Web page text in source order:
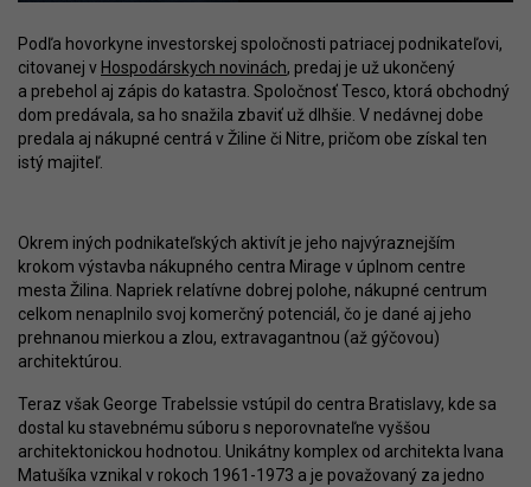
Podľa hovorkyne investorskej spoločnosti patriacej podnikateľovi,
citovanej v Hospodárskych novinách, predaj je už ukončený
a prebehol aj zápis do katastra. Spoločnosť Tesco, ktorá obchodný
dom predávala, sa ho snažila zbaviť už dlhšie. V nedávnej dobe
predala aj nákupné centrá v Žiline či Nitre, pričom obe získal ten
istý majiteľ.
Okrem iných podnikateľských aktivít je jeho najvýraznejším
krokom výstavba nákupného centra Mirage v úplnom centre
mesta Žilina. Napriek relatívne dobrej polohe, nákupné centrum
celkom nenaplnilo svoj komerčný potenciál, čo je dané aj jeho
prehnanou mierkou a zlou, extravagantnou (až gýčovou)
architektúrou.
Teraz však George Trabelssie vstúpil do centra Bratislavy, kde sa
dostal ku stavebnému súboru s neporovnateľne vyššou
architektonickou hodnotou. Unikátny komplex od architekta Ivana
Matušíka vznikal v rokoch 1961-1973 a je považovaný za jedno